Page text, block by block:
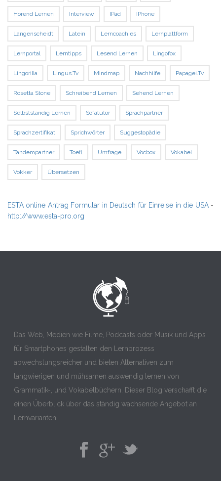
Hörend Lernen Interview IPad IPhone
Langenscheidt Latein Lerncoachies Lernplattform
Lernportal Lerntipps Lesend Lernen Lingofox
Lingorilla Lingus.tv Mindmap Nachhilfe Papagei.tv
Rosetta Stone Schreibend Lernen Sehend Lernen
Selbstständig Lernen Sofatutor Sprachpartner
Sprachzertifikat Sprichwörter Suggestopädie
Tandempartner Toefl Umfrage Vocbox Vokabel
Vokker Übersetzen
ESTA online Antrag Formular in Deutsch für Einreise in die USA-
http://www.esta-pro.org
Das Web, Medien wie Filme, Podcasts oder Musik und Apps
für Smartphones gestalten den Lernprozess
abwechslungsreicher und bieten Alternativen zum
langwierigen und mühsamen auswendig lernen von
Grammatik-, und Vokabelbüchern. Dieser Blog verschafft die
einen Überblick über das ständig wachsende Angebot an
Lernvarianten.